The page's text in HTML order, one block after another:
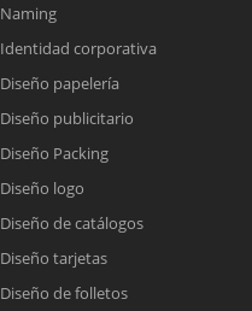
Naming
Identidad corporativa
Diseño papelería
Diseño publicitario
Diseño Packing
Diseño logo
Diseño de catálogos
Diseño tarjetas
Diseño de folletos